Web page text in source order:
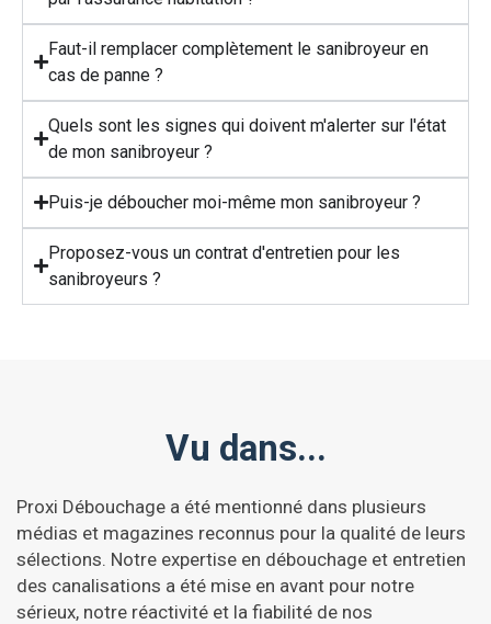
Faut-il remplacer complètement le sanibroyeur en
cas de panne ?
Quels sont les signes qui doivent m'alerter sur l'état
de mon sanibroyeur ?
Puis-je déboucher moi-même mon sanibroyeur ?
Proposez-vous un contrat d'entretien pour les
sanibroyeurs ?
Vu dans...
Proxi Débouchage a été mentionné dans plusieurs
médias et magazines reconnus pour la qualité de leurs
sélections. Notre expertise en débouchage et entretien
des canalisations a été mise en avant pour notre
sérieux, notre réactivité et la fiabilité de nos